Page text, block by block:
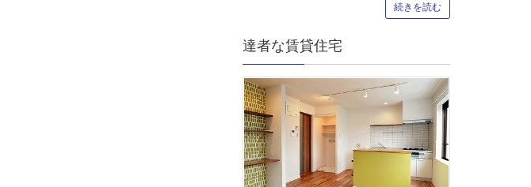
続きを読む
達者な賃貸住宅